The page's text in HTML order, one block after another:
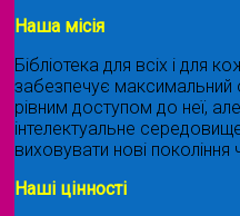
Наша місія
Бібліотека для всіх і для
забезпечує максимальний
рівним доступом до неї,
інтелектуальне
виховувати нові покоління
Наші цінності